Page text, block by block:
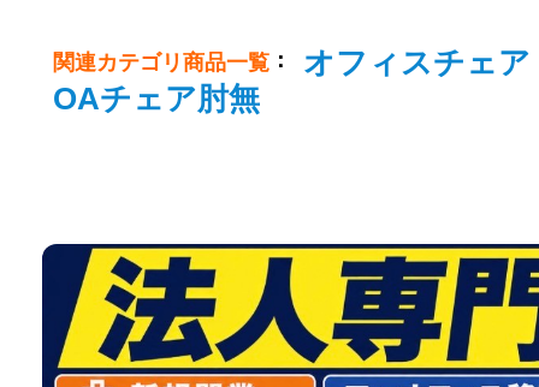
関連カテゴリ商品一覧 ：
オフィスチェア
OAチェア肘無